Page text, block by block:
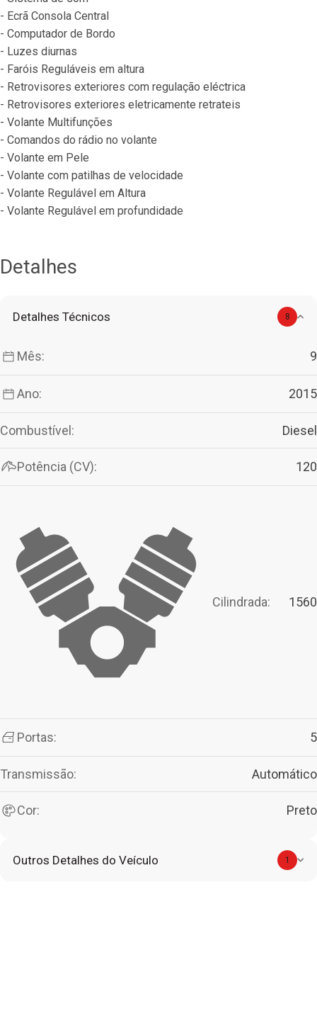
- Ecrã Consola Central
- Computador de Bordo
- Luzes diurnas
- Faróis Reguláveis em altura
- Retrovisores exteriores com regulação eléctrica
- Retrovisores exteriores eletricamente retrateis
- Volante Multifunções
- Comandos do rádio no volante
- Volante em Pele
- Volante com patilhas de velocidade
- Volante Regulável em Altura
- Volante Regulável em profundidade
Detalhes
Detalhes Técnicos 8
Mês: 9
Ano: 2015
Combustível: Diesel
Potência (CV): 120
Cilindrada: 1560
Portas: 5
Transmissão: Automático
Cor: Preto
Outros Detalhes do Veículo 1